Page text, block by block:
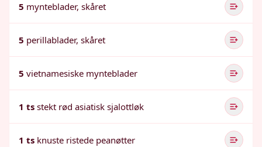
5 mynteblader, skåret
5 perillablader, skåret
5 vietnamesiske mynteblader
1 ts stekt rød asiatisk sjalottløk
1 ts knuste ristede peanøtter